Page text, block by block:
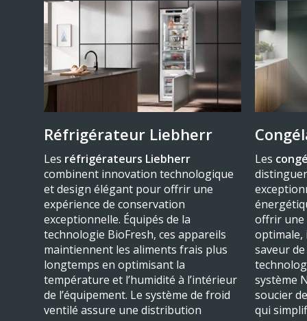
Réfrigérateur Liebherr
Les réfrigérateurs Liebherr
combinent innovation technologique
et design élégant pour offrir une
expérience de conservation
exceptionnelle. Équipés de la
technologie BioFresh, ces appareils
maintiennent les aliments frais plus
longtemps en optimisant la
température et l’humidité à l’intérieur
de l’équipement. Le système de froid
ventilé assure une distribution
Les
offrir une
optimale,
saveur
système
soucier
qui